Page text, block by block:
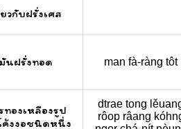
วกับฝรั่งเศส
มันฝรั่งทอด man fà-ràng tôt
ทองเหลืองรูป
ค้งงอชนิดหนึ่ง
dtrae tong
rôop râang